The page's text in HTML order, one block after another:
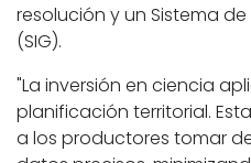
resolución y un Sistema
(SIG).
"La inversión en ciencia
planificación territorial.
a los productores tomar